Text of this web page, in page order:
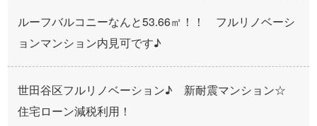
ルーフバルコニーなんと53.66㎡！！ フルリノベーシ
ョンマンション内見可です♪
世田谷区フルリノベーション♪ 新耐震マンション☆
住宅ローン減税利用！